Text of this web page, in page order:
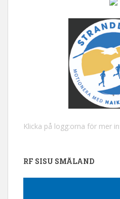
Klicka på logg:orna för mer
RF SISU SMÅLAND